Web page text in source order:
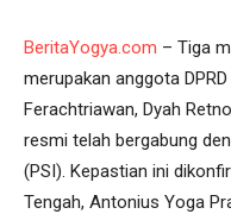
BeritaYogya.com – Tiga
merupakan anggota
Ferachtriawan, Dyah
resmi telah bergabung
(PSI). Kepastian ini
Tengah, Antonius Yoga